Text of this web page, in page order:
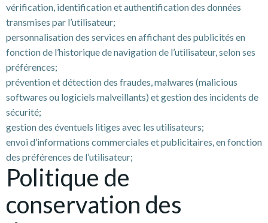
vérification, identification et authentification des données
transmises par l’utilisateur;
personnalisation des services en affichant des publicités en
fonction de l’historique de navigation de l’utilisateur, selon ses
préférences;
prévention et détection des fraudes, malwares (malicious
softwares ou logiciels malveillants) et gestion des incidents de
sécurité;
gestion des éventuels litiges avec les utilisateurs;
envoi d’informations commerciales et publicitaires, en fonction
des préférences de l’utilisateur;
Politique de
conservation des